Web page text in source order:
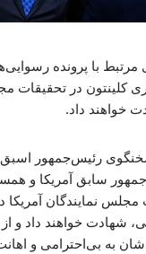
مرتبط با پرونده
کلینتون در تحقیقات
خواهند داد.
رئیس‌جمهور اسبق
سابق آمریکا و
مجلس نمایندگان
شهادت خواهند داد و
به بی‌احترامی و